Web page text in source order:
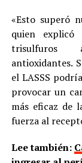
«Esto superó
quien explicó
trisulfuros
antioxidantes.
el LASSS
provocar un
más eficaz de
fuerza al
Lee también: